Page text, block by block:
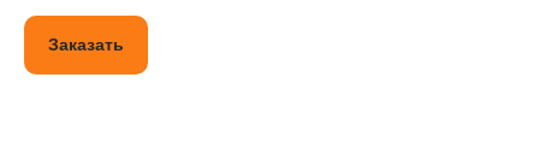
Заказать